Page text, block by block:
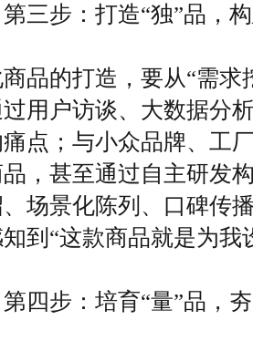
第三步：打造“独”品，
品的打造，要从“需
用户访谈、大数据分
点；与小众品牌、工
，甚至通过自主研发
场景化陈列、口碑传
到“这款商品就是为我
第四步：培育“量”品，